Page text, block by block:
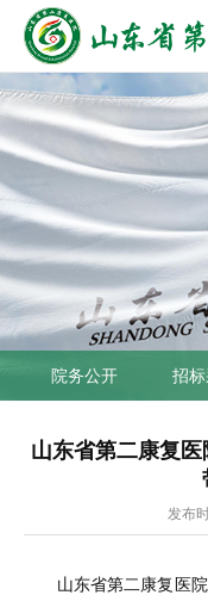
院务公开 招
山东省第二康复
发布
山东省第二康复医